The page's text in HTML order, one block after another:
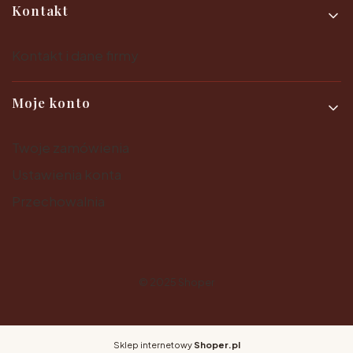
Kontakt
Moje konto
Sklep internetowy Shoper.pl